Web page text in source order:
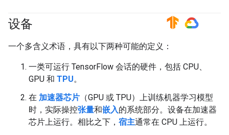
设备 #TensorFlow #GoogleCloud
一个多含义术语，具有以下两种可能的定义：
一类可运行 TensorFlow 会话的硬件，包括 CPU、
GPU 和 TPU。
在 加速器芯片 （GPU 或 TPU）上训练机器学习模型
时，实际操控张量和嵌入的系统部分。设备在加速器
芯片上运行。相比之下， 宿主通常在 CPU 上运行。